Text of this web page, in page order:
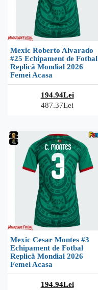
Mexic Roberto Alvarado
#25 Echipament de Fotbal
Replică Mondial 2026
Femei Acasa
194.94Lei
487.37Lei
Mexic Cesar Montes #3
Echipament de Fotbal
Replică Mondial 2026
Femei Acasa
194.94Lei